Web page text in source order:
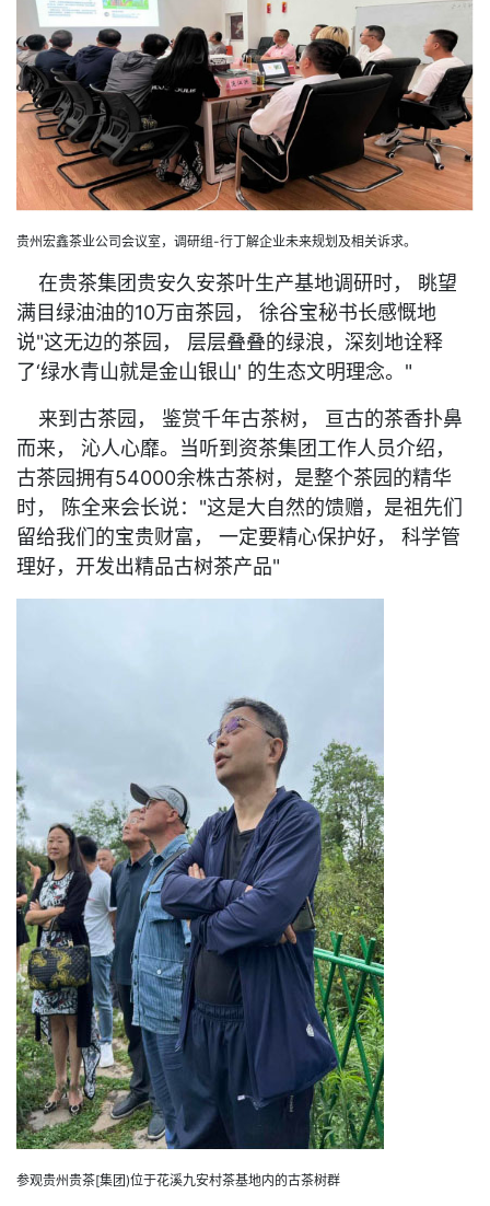
贵州宏鑫茶业公司会议室，调研组-行丁解企业未来规划及相关诉求。
在贵茶集团贵安久安茶叶生产基地调研时， 眺望
满目绿油油的10万亩茶园， 徐谷宝秘书长感慨地
说"这无边的茶园， 层层叠叠的绿浪，深刻地诠释
了‘绿水青山就是金山银山' 的生态文明理念。"
来到古茶园， 鉴赏千年古茶树， 亘古的茶香扑鼻
而来， 沁人心靡。当听到资茶集团工作人员介绍，
古茶园拥有54000余株古茶树，是整个茶园的精华
时， 陈全来会长说："这是大自然的馈赠，是祖先们
留给我们的宝贵财富， 一定要精心保护好， 科学管
理好，开发出精品古树茶产品"
参观贵州贵茶[集团)位于花溪九安村茶基地内的古茶树群